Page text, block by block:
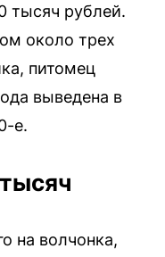
тысяч рублей.
около трех
питомец
выведена в
е.
на волчонка,